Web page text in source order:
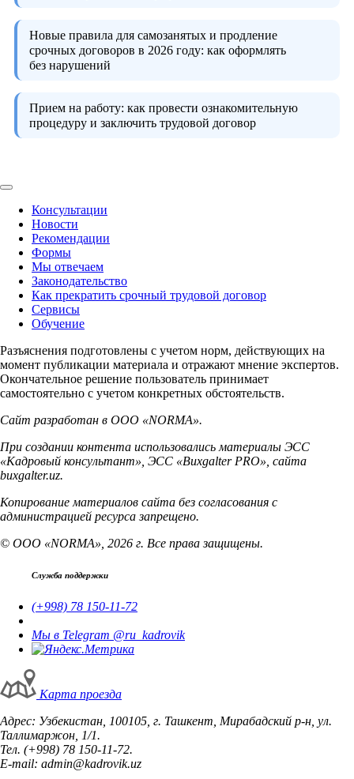
Новые правила для самозанятых и продление
срочных договоров в 2026 году: как оформлять
без нарушений
Прием на работу: как провести ознакомительную
процедуру и заключить трудовой договор
Консультации
Новости
Рекомендации
Формы
Мы отвечаем
Законодательство
Как прекратить срочный трудовой договор
Сервисы
Обучение
Разъяснения подготовлены с учетом норм, действующих на
момент публикации материала и отражают мнение экспертов.
Окончательное решение пользователь принимает
самостоятельно с учетом конкретных обстоятельств.
Сайт разработан в ООО «NORMA».
При создании контента использовались материалы ЭСС
«Кадровый консультант», ЭСС «Buxgalter PRO», сайта
buxgalter.uz.
Копирование материалов сайта без согласования с
администрацией ресурса запрещено.
© ООО «NORMA», 2026 г. Все права защищены.
Служба поддержки
(+998) 78 150-11-72
Мы в Telegram @ru_kadrovik
Карта проезда
Адрес: Узбекистан, 100105, г. Ташкент, Мирабадский р-н, ул.
Таллимаржон, 1/1.
Тел. (+998) 78 150-11-72.
E-mail: admin@kadrovik.uz